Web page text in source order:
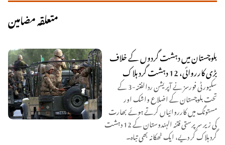
متعلقہ مضامین
بلوچستان میں دہشت گردوں کے خلاف
بڑی کارروائی، 12 دہشت گرد ہلاک
سکیورٹی فورسز نے آپریشن ردالفتنہ-3 کے
تحت بلوچستان کے اضلاع واشک اور
مستونگ میں کارروائیاں کرتے ہوئے بھارت
کی زیر سرپرستی فتنہ الہندوستان کے 12 دہشت
گرد ہلاک کر دیے، ایک ٹھکانہ بھی تباہ۔